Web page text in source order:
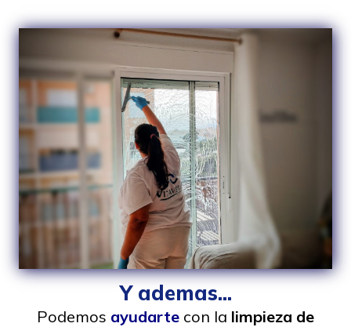
Y ademas...
Podemos ayudarte con la limpieza de